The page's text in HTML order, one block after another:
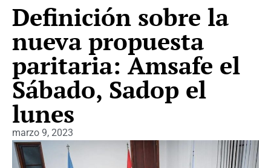
Definición sobre la
nueva propuesta
paritaria: Amsafe el
Sábado, Sadop el
lunes
marzo 9, 2023